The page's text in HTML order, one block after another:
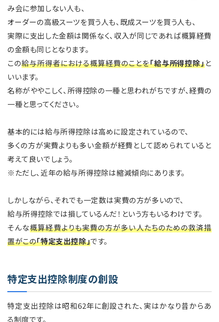
み会に参加しない人も、
オーダーの高級スーツを買う人も、既成スーツを買う人も、
実際に支出した金額は関係なく、収入が同じであれば概算経費
の金額も同じとなります。
この給与所得者における概算経費のことを「給与所得控除」と
いいます。
名称がややこしく、所得控除の一種と思われがちですが、経費の
一種と思ってください。
基本的には給与所得控除は高めに設定されているので、
多くの方が実費よりも多い金額が経費として認められていると
考えて良いでしょう。
※ただし、近年の給与所得控除は縮減傾向にあります。
しかしながら、それでも一定数は実費の方が多いので、
給与所得控除では損しているんだ！という方もいるわけです。
そんな概算経費よりも実費の方が多い人たちのための救済措
置がこの「特定支出控除」です。
特定支出控除制度の創設
特定支出控除は昭和62年に創設された、実はかなり昔からあ
る制度です。